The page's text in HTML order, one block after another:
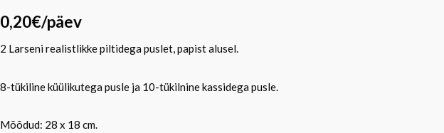
0,20€/päev
2 Larseni realistlikke piltidega puslet, papist alusel.
8-tükiline küülikutega pusle ja 10-tükilnine kassidega pusle.
Mõõdud: 28 x 18 cm.